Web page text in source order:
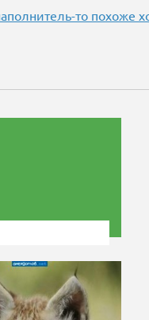
то похоже